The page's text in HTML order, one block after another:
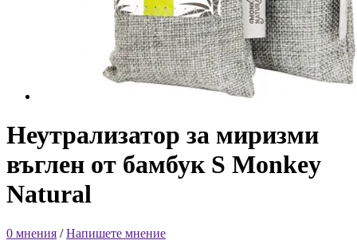
Неутрализатор за миризми
въглен от бамбук S Monkey
Natural
0 мнения /Напишете мнение